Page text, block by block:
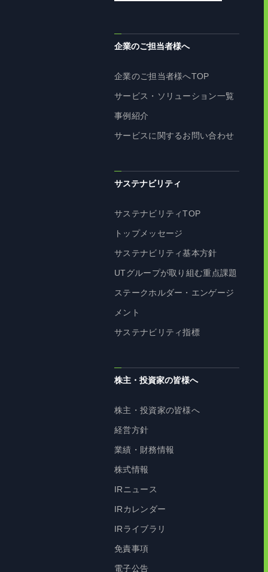
企業のご担当者様へ
企業のご担当者様へTOP
サービス・ソリューション一覧
事例紹介
サービスに関するお問い合わせ
サステナビリティ
サステナビリティTOP
トップメッセージ
サステナビリティ基本方針
UTグループが取り組む重点課題
ステークホルダー・エンゲージ
メント
サステナビリティ指標
株主・投資家の皆様へ
株主・投資家の皆様へ
経営方針
業績・財務情報
株式情報
IRニュース
IRカレンダー
IRライブラリ
免責事項
電子公告